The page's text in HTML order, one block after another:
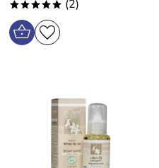
***** (2)